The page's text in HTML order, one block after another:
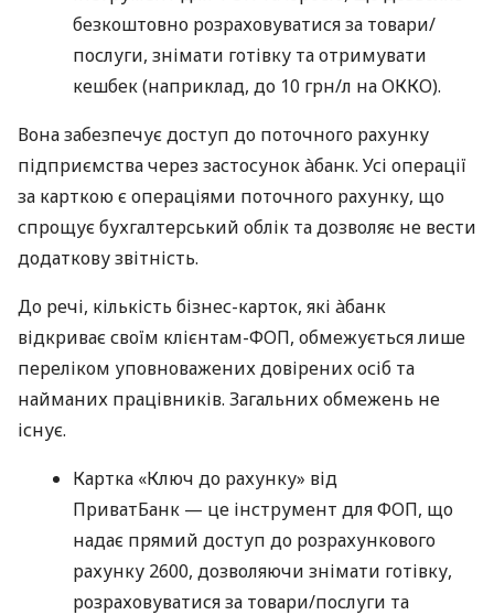
безкоштовно розраховуватися за товари/
послуги, знімати готівку та отримувати
кешбек (наприклад, до 10 грн/л на ОККО).
Вона забезпечує доступ до поточного рахунку
підприємства через застосунок àбанк. Усі операції
за карткою є операціями поточного рахунку, що
спрощує бухгалтерський облік та дозволяє не вести
додаткову звітність.
До речі, кількість бізнес-карток, які àбанк
відкриває своїм клієнтам-ФОП, обмежується лише
переліком уповноважених довірених осіб та
найманих працівників. Загальних обмежень не
існує.
Картка «Ключ до рахунку» від
ПриватБанк — це інструмент для ФОП, що
надає прямий доступ до розрахункового
рахунку 2600, дозволяючи знімати готівку,
розраховуватися за товари/послуги та